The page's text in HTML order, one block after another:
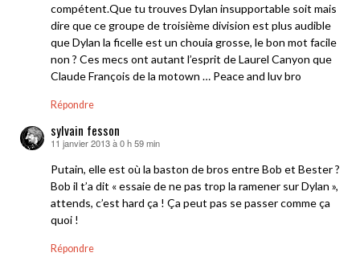
compétent.Que tu trouves Dylan insupportable soit mais
dire que ce groupe de troisième division est plus audible
que Dylan la ficelle est un chouia grosse, le bon mot facile
non ? Ces mecs ont autant l’esprit de Laurel Canyon que
Claude François de la motown … Peace and luv bro
Répondre
sylvain fesson
dit :
11 janvier 2013 à 0 h 59 min
Putain, elle est où la baston de bros entre Bob et Bester ?
Bob il t’a dit « essaie de ne pas trop la ramener sur Dylan »,
attends, c’est hard ça ! Ça peut pas se passer comme ça
quoi !
Répondre